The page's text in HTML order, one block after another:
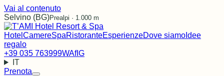
Vai al contenuto
Selvino (BG)Prealpi · 1.000 m
Hotel CamereSpaRistoranteEsperienzeDove siamo Idee
regalo
+39 035 763999WAfIG
IT
Prenota